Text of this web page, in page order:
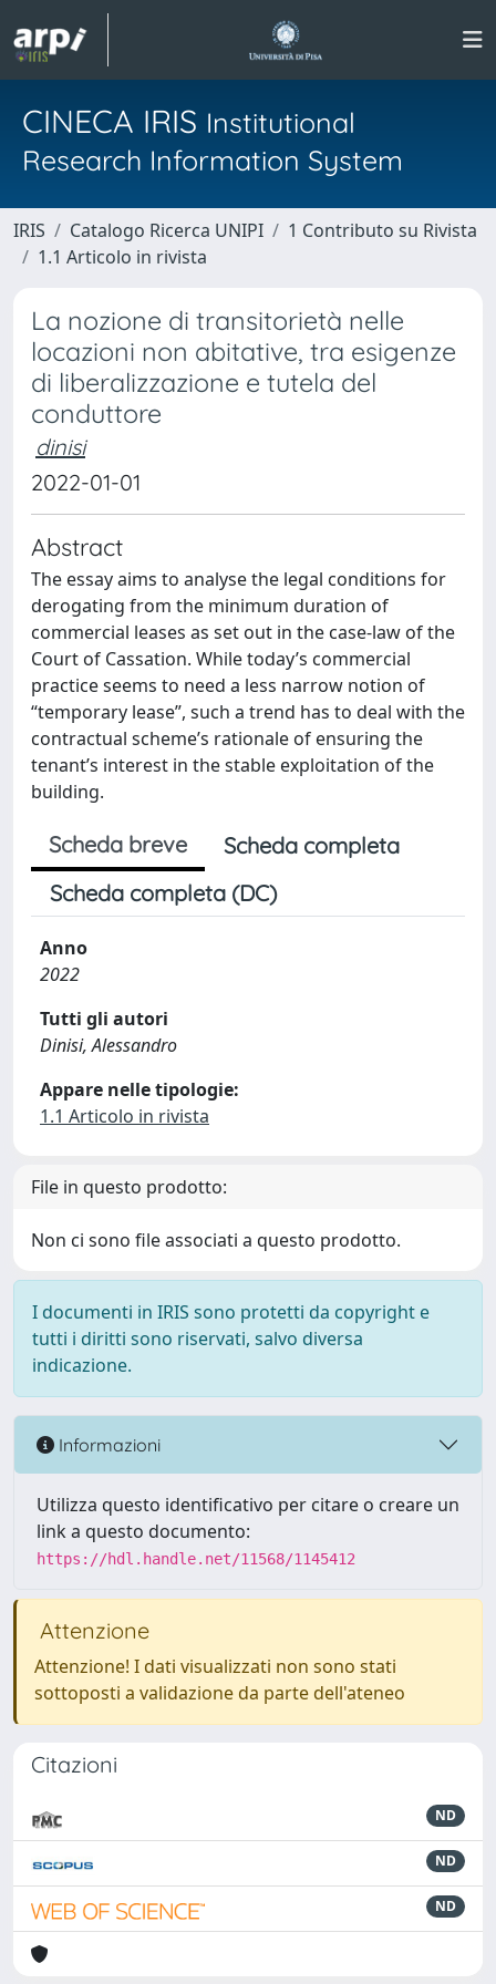
CINECA IRIS Institutional
Research Information System
IRIS Catalogo Ricerca UNIPI
1 Contributo su Rivista
1.1 Articolo in rivista
La nozione di transitorietà nelle
locazioni non abitative, tra esigenze
di liberalizzazione e tutela del
conduttore
dinisi
2022-01-01
Abstract
The essay aims to analyse the legal conditions for
derogating from the minimum duration of
commercial leases as set out in the case-law of the
Court of Cassation. While today’s commercial
practice seems to need a less narrow notion of
“temporary lease”, such a trend has to deal with the
contractual scheme’s rationale of ensuring the
tenant’s interest in the stable exploitation of the
building.
Scheda breve
Scheda completa
Scheda completa (DC)
Anno
2022
Tutti gli autori
Dinisi, Alessandro
Appare nelle tipologie:
1.1 Articolo in rivista
File in questo prodotto:
Non ci sono file associati a questo prodotto.
I documenti in IRIS sono protetti da copyright e
tutti i diritti sono riservati, salvo diversa
indicazione.
Informazioni
Utilizza questo identificativo per citare o creare un
link a questo documento:
https://hdl.handle.net/11568/1145412
Attenzione
Attenzione! I dati visualizzati non sono stati
sottoposti a validazione da parte dell'ateneo
Citazioni
ND
ND
ND